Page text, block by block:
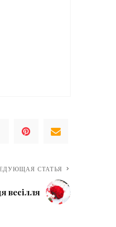
СТАТЬЯ
весілля